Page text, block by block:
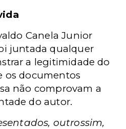
Canela Junior
juntada qualquer
a legitimidade do
os documentos
não comprovam a
do autor.
outrossim,